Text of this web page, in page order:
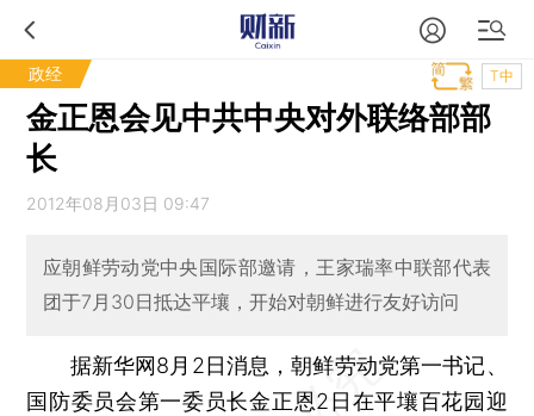
政经 T中
金正恩会见中共中央对外联络部部
长
2012年08月03日 09:47
应朝鲜劳动党中央国际部邀请，王家瑞率中联部代表
团于7月30日抵达平壤，开始对朝鲜进行友好访问
据新华网8月2日消息，朝鲜劳动党第一书记、
国防委员会第一委员长金正恩2日在平壤百花园迎